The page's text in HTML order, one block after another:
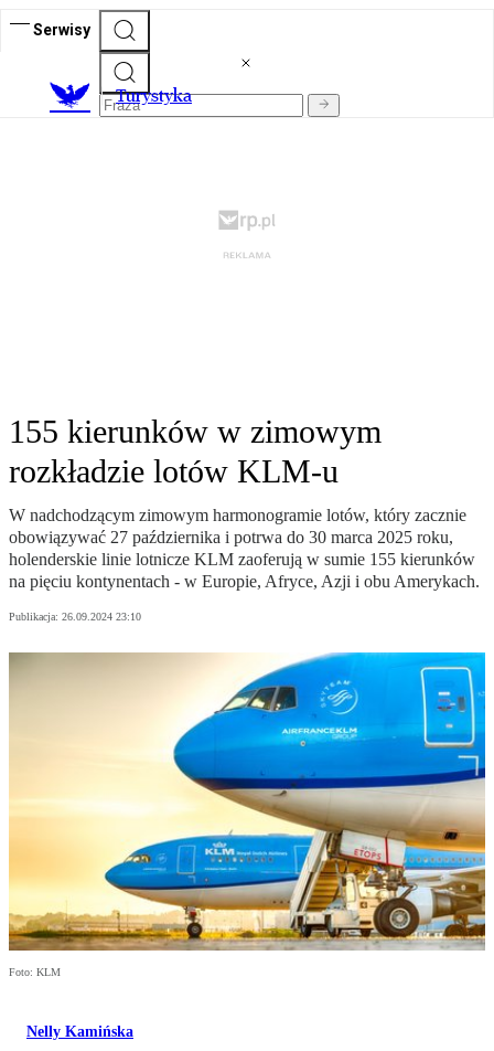
Serwisy
Turystyka
155 kierunków w zimowym
rozkładzie lotów KLM-u
W nadchodzącym zimowym harmonogramie lotów, który zacznie
obowiązywać 27 października i potrwa do 30 marca 2025 roku,
holenderskie linie lotnicze KLM zaoferują w sumie 155 kierunków
na pięciu kontynentach - w Europie, Afryce, Azji i obu Amerykach.
Publikacja: 26.09.2024 23:10
Foto: KLM
Nelly Kamińska